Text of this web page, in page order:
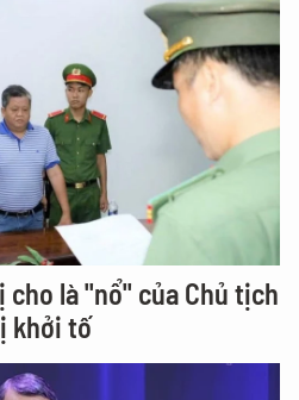
cho là "nổ" của Chủ tịch
khởi tố